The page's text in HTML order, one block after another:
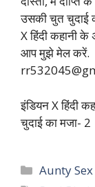
उसकी चुत चुदाई
X हिंदी कहानी
आप मुझे मेल करें.
इंडियन X हिंदी
चुदाई का मजा- 2
Aunty